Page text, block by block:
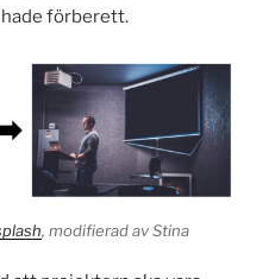
förberett.
, modifierad av Stina